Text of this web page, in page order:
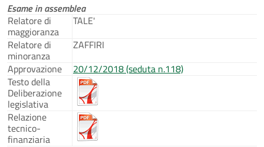
Esame in assemblea
Relatore di
maggioranza
TALE'
Relatore di
minoranza
ZAFFIRI
Approvazione
20/12/2018 (seduta n.118)
Testo della
Deliberazione
legislativa
Relazione
tecnico-
finanziaria